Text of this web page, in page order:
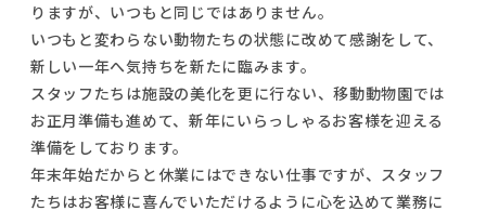
りますが、いつもと同じではありません。
いつもと変わらない動物たちの状態に改めて感謝をして、
新しい一年へ気持ちを新たに臨みます。
スタッフたちは施設の美化を更に行ない、移動動物園では
お正月準備も進めて、新年にいらっしゃるお客様を迎える
準備をしております。
年末年始だからと休業にはできない仕事ですが、スタッフ
たちはお客様に喜んでいただけるように心を込めて業務に